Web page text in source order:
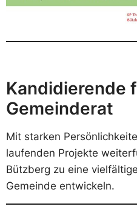
Kandidierende
Gemeinderat
Mit starken
laufenden Projekte
Bützberg zu eine
Gemeinde entwickeln.